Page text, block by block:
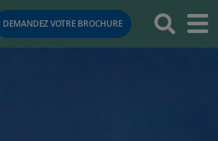
DEMANDEZ VOTRE BROCHURE